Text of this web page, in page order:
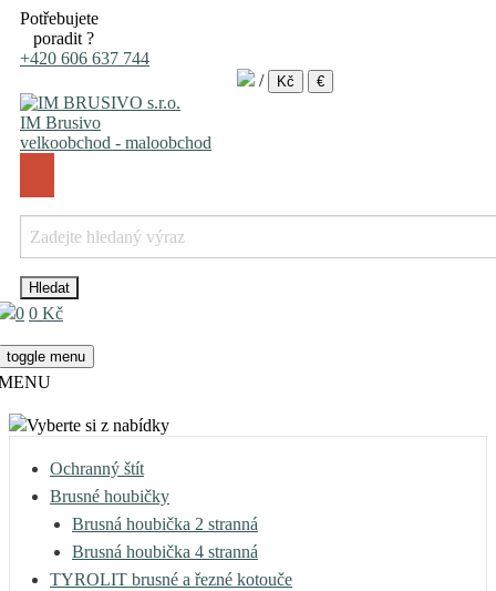
Potřebujete
poradit ?
+420 606 637 744
/
Kč €
IM Brusivo
velkoobchod - maloobchod
0 0 Kč
toggle menu
Vyberte si z nabídky
Ochranný štít
Brusné houbičky
Brusná houbička 2 stranná
Brusná houbička 4 stranná
TYROLIT brusné a řezné kotouče